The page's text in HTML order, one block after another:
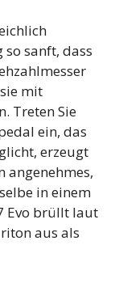
sanft, dass
mit
Treten Sie
ein, das
erzeugt
angenehmes,
in einem
Evo brüllt laut
aus als